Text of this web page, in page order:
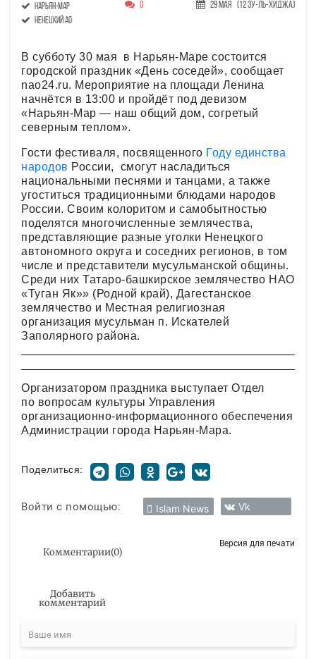
Нарьян-Мар
Ненецкий АО
0 29 Мая (12 Зу-ль-хиджа)
В субботу 30 мая в Нарьян-Маре состоится
городской праздник «День соседей», сообщает
nao24.ru. Мероприятие на площади Ленина
начнётся в 13:00 и пройдёт под девизом
«Нарьян-Мар — наш общий дом, согретый
северным теплом».
Гости фестиваля, посвященного Году единства
народов России, смогут насладиться
национальными песнями и танцами, а также
угоститься традиционными блюдами народов
России. Своим колоритом и самобытностью
поделятся многочисленные землячества,
представляющие разные уголки Ненецкого
автономного округа и соседних регионов, в том
числе и представители мусульманской общины.
Среди них Татаро-башкирское землячество НАО
«Туган Як»» (Родной край), Дагестанское
землячество и Местная религиозная
организация мусульман п. Искателей
Заполярного района.
Организатором праздника выступает Отдел
по вопросам культуры Управления
организационно-информационного обеспечения
Администрации города Нарьян-Мара.
Поделиться:
Войти с помощью: Islam News Vk
Комментарии(0)
Версия для печати
Добавить
комментарий